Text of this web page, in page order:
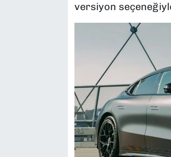
versiyon